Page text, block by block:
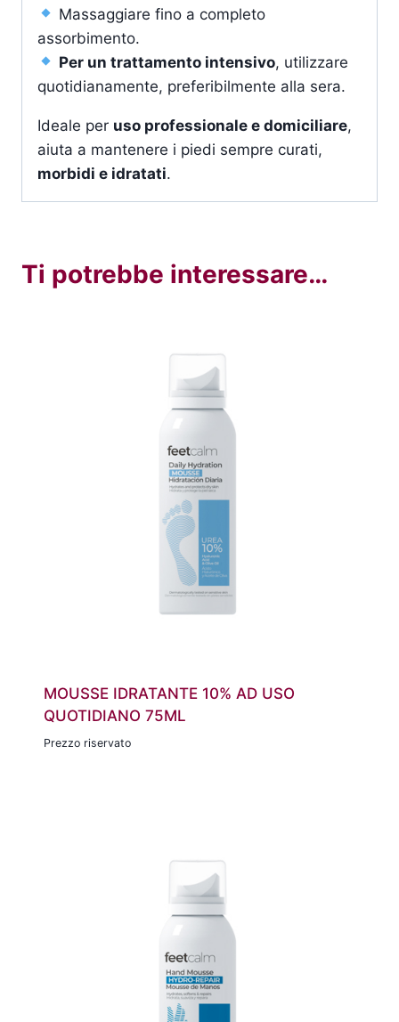
Massaggiare fino a completo
assorbimento.
Per un trattamento intensivo, utilizzare
quotidianamente, preferibilmente alla sera.
Ideale per uso professionale e domiciliare,
aiuta a mantenere i piedi sempre curati,
morbidi e idratati.
Ti potrebbe interessare…
MOUSSE IDRATANTE 10% AD USO
QUOTIDIANO 75ML
Prezzo riservato